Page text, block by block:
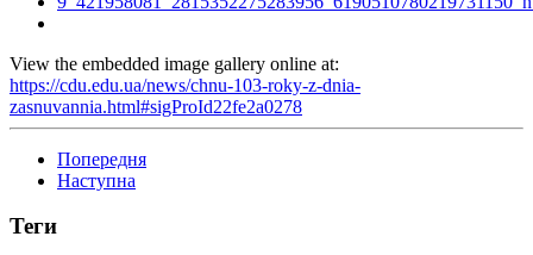
View the embedded image gallery online at:
https://cdu.edu.ua/news/chnu-103-roky-z-dnia-
zasnuvannia.html#sigProId22fe2a0278
Попередня
Наступна
Теги